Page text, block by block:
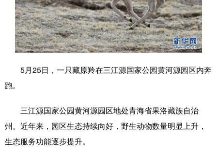
食品 人居 信息化 数字经济
学术中国 乡村振兴 银龄 溯源中国
文化产业
5月25日，一只藏原羚在三江源国家公园黄河源园区内奔
跑。
三江源国家公园黄河源园区地处青海省果洛藏族自治
州。近年来，园区生态持续向好，野生动物数量明显上升，
生态服务功能逐步提升。